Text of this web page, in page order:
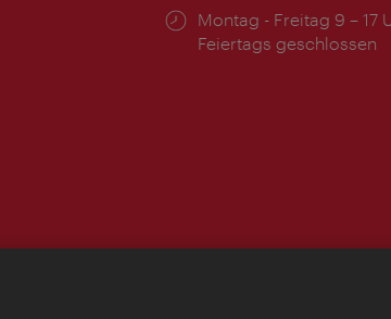
Öffnungszeiten:
Montag - Freitag 9 – 17
Feiertags geschlossen